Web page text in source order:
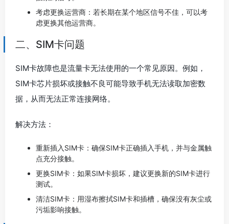
考虑更换运营商：若长期在某个地区信号不佳，可以考
虑更换其他运营商。
二、SIM卡问题
SIM卡故障也是流量卡无法使用的一个常见原因。例如，
SIM卡芯片损坏或接触不良可能导致手机无法读取加密数
据，从而无法正常连接网络。
解决方法：
重新插入SIM卡：确保SIM卡正确插入手机，并与金属触
点充分接触。
更换SIM卡：如果SIM卡损坏，建议更换新的SIM卡进行
测试。
清洁SIM卡：用湿布擦拭SIM卡和插槽，确保没有灰尘或
污垢影响接触。